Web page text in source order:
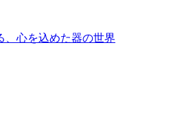
心を込めた器の世界